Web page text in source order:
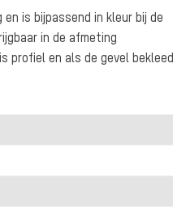
is bijpassend in kleur bij de
in de afmeting
profiel en als de gevel bekleed